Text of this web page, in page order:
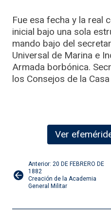
Fue esa fecha y la real
inicial bajo una sola
mando bajo del
Universal de Marina e
Armada borbónica.
los Consejos de la
Ver
Navegación
de
entradas
Anterior: 20 DE FEBRERO DE
1882
Creación de la Academia
General Militar